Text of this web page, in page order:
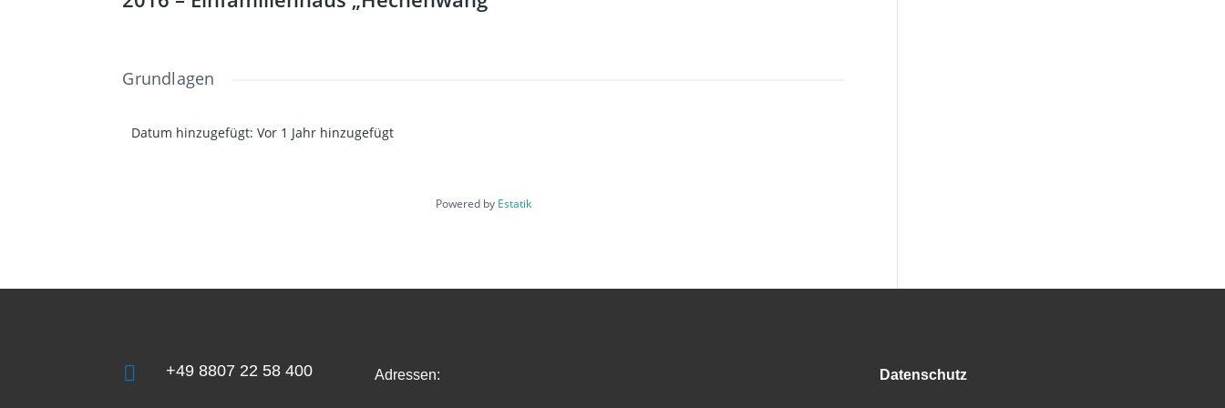
Grundlagen
Datum hinzugefügt: Vor 1 Jahr hinzugefügt
Powered by Estatik
 +49 8807 22 58 400 Adressen: Datenschutz